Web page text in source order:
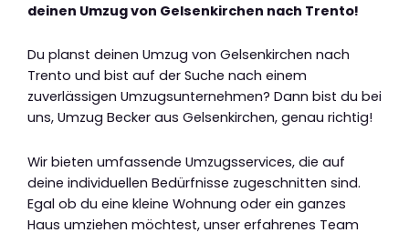
deinen Umzug von Gelsenkirchen nach Trento!
Du planst deinen Umzug von Gelsenkirchen nach
Trento und bist auf der Suche nach einem
zuverlässigen Umzugsunternehmen? Dann bist du bei
uns, Umzug Becker aus Gelsenkirchen, genau richtig!
Wir bieten umfassende Umzugsservices, die auf
deine individuellen Bedürfnisse zugeschnitten sind.
Egal ob du eine kleine Wohnung oder ein ganzes
Haus umziehen möchtest, unser erfahrenes Team